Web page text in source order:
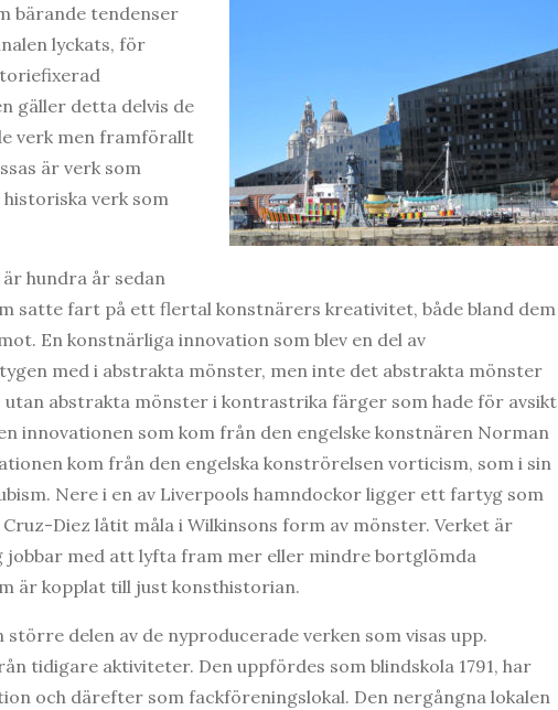
bärande tendenser
lyckats, för
gäller detta delvis de
verk men framförallt
är verk som
verk som
hundra år sedan
satte fart på ett flertal konstnärers kreativitet, både bland dem
En konstnärliga innovation som blev en del av
med i abstrakta mönster, men inte det abstrakta mönster
abstrakta mönster i kontrastrika färger som hade för avsikt
innovationen som kom från den engelske konstnären Norman
kom från den engelska konströrelsen vorticism, som i sin
Nere i en av Liverpools hamndockor ligger ett fartyg som
Diez låtit måla i Wilkinsons form av mönster. Verket är
med att lyfta fram mer eller mindre bortglömda
är kopplat till just konsthistorian.
delen av de nyproducerade verken som visas upp.
tidigare aktiviteter. Den uppfördes som blindskola 1791, har
och därefter som fackföreningslokal. Den nergångna lokalen